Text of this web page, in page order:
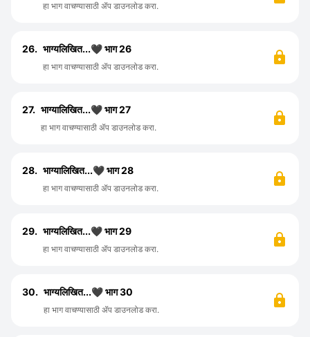
हा भाग वाचण्यासाठी ॲप डाउनलोड करा.
26. भाग्यलिखित...🖤 भाग 26
हा भाग वाचण्यासाठी ॲप डाउनलोड करा.
27. भाग्यालिखित...🖤 भाग 27
हा भाग वाचण्यासाठी ॲप डाउनलोड करा.
28. भाग्यालिखित...🖤 भाग 28
हा भाग वाचण्यासाठी ॲप डाउनलोड करा.
29. भाग्यलिखित...🖤 भाग 29
हा भाग वाचण्यासाठी ॲप डाउनलोड करा.
30. भाग्यलिखित...🖤 भाग 30
हा भाग वाचण्यासाठी ॲप डाउनलोड करा.